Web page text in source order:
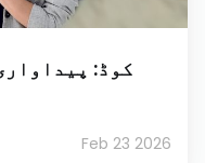
Feb 23 2026